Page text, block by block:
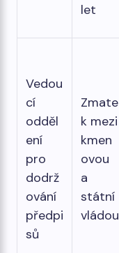
let
Vedou
cí
odděl
ení
pro
dodrž
ování
předpi
sů
Zmate
k mezi
kmen
ovou
a
státní
vládou